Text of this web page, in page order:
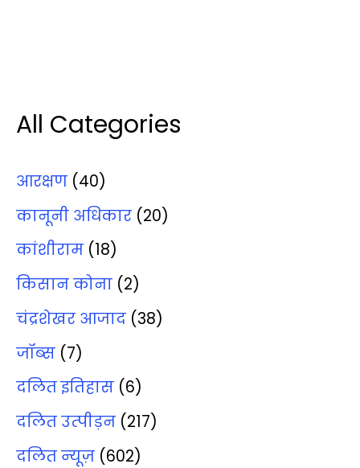
All Categories
आरक्षण (40)
कानूनी अधिकार (20)
कांशीराम (18)
किसान कोना (2)
चंद्रशेखर आजाद (38)
जॉब्‍स (7)
दलित इतिहास (6)
दलित उत्‍पीड़न (217)
दलित न्‍यूज़ (602)